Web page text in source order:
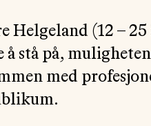
(12 – 25
å stå på,
med